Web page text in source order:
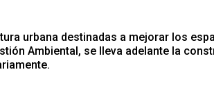
urbana destinadas a mejorar los
Ambiental, se lleva adelante la